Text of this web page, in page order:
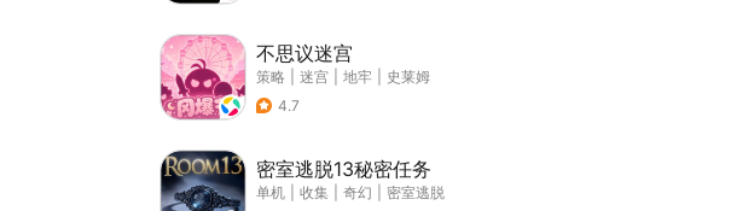
不思议迷宫
策略 迷宫 地牢
史莱姆
4.7
密室逃脱13秘密任务
单机 收集 奇幻
密室逃脱